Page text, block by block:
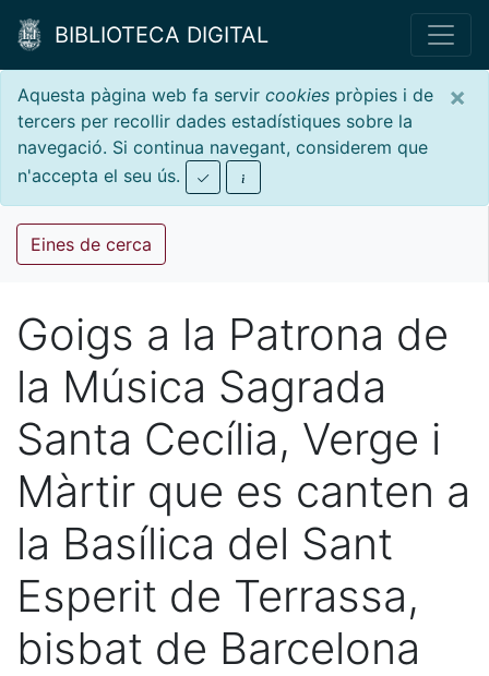
BIBLIOTECA DIGITAL
×
Aquesta pàgina web fa servir cookies pròpies i de
tercers per recollir dades estadístiques sobre la
navegació. Si continua navegant, considerem que
n'accepta el seu ús.
Eines de cerca
Goigs a la Patrona de
la Música Sagrada
Santa Cecília, Verge i
Màrtir que es canten a
la Basílica del Sant
Esperit de Terrassa,
bisbat de Barcelona